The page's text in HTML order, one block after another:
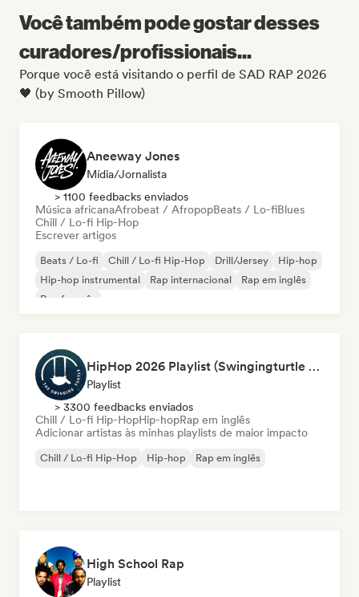
Você também pode gostar desses
curadores/profissionais...
Porque você está visitando o perfil de SAD RAP 2026
🖤 (by Smooth Pillow)
Aneeway Jones
Mídia/Jornalista
> 1100 feedbacks enviados
Música africanaAfrobeat / AfropopBeats / Lo-fiBlues
Chill / Lo-fi Hip-Hop
Escrever artigos
Beats / Lo-fi Chill / Lo-fi Hip-Hop Drill/Jersey
Hip-hop
Hip-hop instrumental
Rap internacional
Rap em inglês
Rap francês
HipHop 2026 Playlist (Swingingturtle Records)
Playlist
> 3300 feedbacks enviados
Chill / Lo-fi Hip-HopHip-hopRap em inglês
Adicionar artistas às minhas playlists de maior impacto
Chill / Lo-fi Hip-Hop Hip-hop Rap em inglês
High School Rap
Playlist